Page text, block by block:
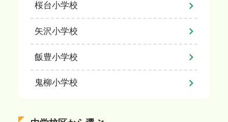
桜台小学校
矢沢小学校
飯豊小学校
鬼柳小学校